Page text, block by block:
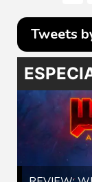
Tweets